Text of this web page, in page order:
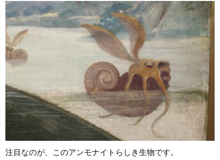
注目なのが、このアンモナイトらしき生物です。